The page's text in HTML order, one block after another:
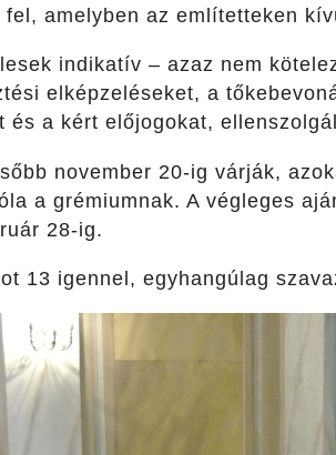
amelyben az említetteken
indikatív – azaz nem
elképzeléseket, a
és a kért előjogokat,
november 20-ig várják,
a grémiumnak. A végleges
28-ig.
13 igennel, egyhangúlag